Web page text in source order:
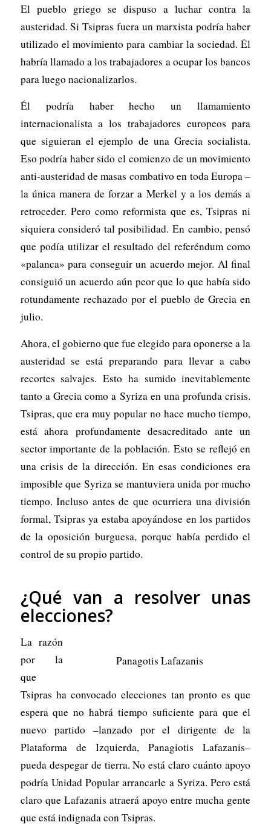
El pueblo griego se dispuso a luchar contra la
austeridad. Si Tsipras fuera un marxista podría haber
utilizado el movimiento para cambiar la sociedad. Él
habría llamado a los trabajadores a ocupar los bancos
para luego nacionalizarlos.
Él podría haber hecho un llamamiento
internacionalista a los trabajadores europeos para
que siguieran el ejemplo de una Grecia socialista.
Eso podría haber sido el comienzo de un movimiento
anti-austeridad de masas combativo en toda Europa –
la única manera de forzar a Merkel y a los demás a
retroceder. Pero como reformista que es, Tsipras ni
siquiera consideró tal posibilidad. En cambio, pensó
que podía utilizar el resultado del referéndum como
«palanca» para conseguir un acuerdo mejor. Al final
consiguió un acuerdo aún peor que lo que había sido
rotundamente rechazado por el pueblo de Grecia en
julio.
Ahora, el gobierno que fue elegido para oponerse a la
austeridad se está preparando para llevar a cabo
recortes salvajes. Esto ha sumido inevitablemente
tanto a Grecia como a Syriza en una profunda crisis.
Tsipras, que era muy popular no hace mucho tiempo,
está ahora profundamente desacreditado ante un
sector importante de la población. Esto se reflejó en
una crisis de la dirección. En esas condiciones era
imposible que Syriza se mantuviera unida por mucho
tiempo. Incluso antes de que ocurriera una división
formal, Tsipras ya estaba apoyándose en los partidos
de la oposición burguesa, porque había perdido el
control de su propio partido.
¿Qué van a resolver unas
elecciones?
Panagotis Lafazanis
La razón
por la
que
Tsipras ha convocado elecciones tan pronto es que
espera que no habrá tiempo suficiente para que el
nuevo partido –lanzado por el dirigente de la
Plataforma de Izquierda, Panagiotis Lafazanis–
pueda despegar de tierra. No está claro cuánto apoyo
podría Unidad Popular arrancarle a Syriza. Pero está
claro que Lafazanis atraerá apoyo entre mucha gente
que está indignada con Tsipras.